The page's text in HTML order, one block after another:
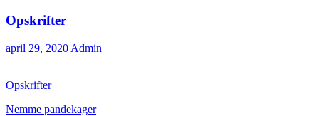
Opskrifter
april 29, 2020 Admin
Opskrifter
Nemme pandekager